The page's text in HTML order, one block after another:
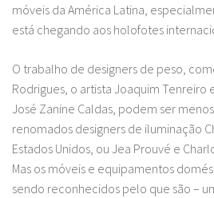
móveis da América Latina,
está chegando aos holofotes
O trabalho de designers de peso,
Rodrigues, o artista Joaquim Tenreiro
José Zanine Caldas, podem ser
renomados designers de iluminação
Estados Unidos, ou Jea Prouvé e
Mas os móveis e equipamentos
sendo reconhecidos pelo que são –